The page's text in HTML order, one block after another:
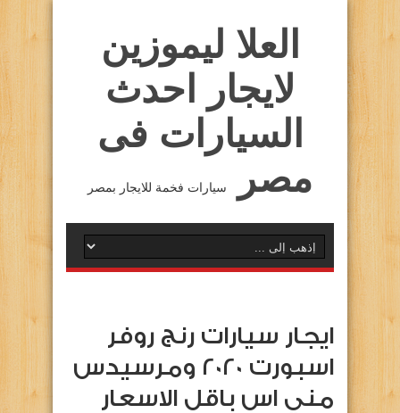
العلا ليموزين
لايجار احدث
السيارات فى
مصر
سيارات فخمة للايجار بمصر
ايجار سيارات رنج روفر
اسبورت 2020 ومرسيدس
مني اس باقل الاسعار